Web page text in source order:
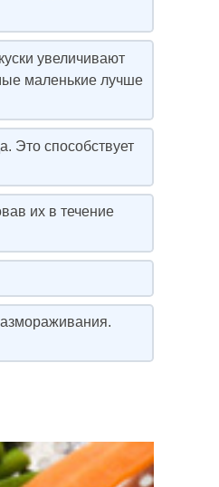
увеличивают
маленькие лучше
Это способствует
их в течение